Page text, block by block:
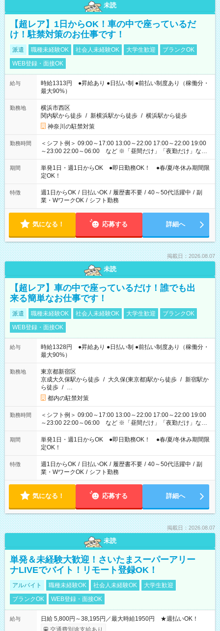
未読
【超レア】1日からOK！車の中で座っているだ
け！駐禁対策のお仕事です！
派遣 職種未経験OK 社会人未経験OK 大学生歓迎
ブランクOK
WEB登録・面接OK
給与
時給1313円 ●昇給あり ●日払い制 ●前払い制度あり（稼働分・
最大90%）
勤務地
横浜市西区
関内駅から徒歩 / 新横浜駅から徒歩 / 横浜駅から徒歩
神奈川の駐禁対策
勤務時間
＜シフト例＞ 09:00～17:00 13:00～22:00 17:00～22:00 19:00
～23:00 22:00～06:00 など ※「昼間だけ」「夜勤だけ」など
の希望OK
期間
単発1日・週1日からOK ●即日勤務OK！ ●春/夏/冬休み期間限
定OK！
特徴 週1日からOK / 日払いOK / 履歴書不要 / 40～50代活躍中 / 副
業・WワークOK / シフト勤務
気になる！ 応募する 詳細へ
掲載日：2026.08.07
未読
【超レア】車の中で座っているだけ！誰でも出
来る簡単なお仕事です！
派遣 職種未経験OK 社会人未経験OK 大学生歓迎
ブランクOK
WEB登録・面接OK
給与
時給1328円 ●昇給あり ●日払い制 ●前払い制度あり（稼働分・
最大90%）
勤務地
東京都新宿区
京成大久保駅から徒歩 / 大久保(東京都)駅から徒歩 / 新宿駅か
ら徒歩 / …
都内の駐禁対策
勤務時間
＜シフト例＞ 09:00～17:00 13:00～22:00 17:00～22:00 19:00
～23:00 22:00～06:00 など ※「昼間だけ」「夜勤だけ」など
の希望OK
期間
単発1日・週1日からOK ●即日勤務OK！ ●春/夏/冬休み期間限
定OK！
特徴 週1日からOK / 日払いOK / 履歴書不要 / 40～50代活躍中 / 副
業・WワークOK / シフト勤務
気になる！ 応募する 詳細へ
掲載日：2026.08.07
未読
単発＆未経験大歓迎！さいたまスーパーアリー
ナLIVEでバイト！リモート登録OK！
アルバイト 職種未経験OK 社会人未経験OK
大学生歓迎
ブランクOK
WEB登録・面接OK
給与
日給 5,800円～38,195円／最大時給1950円 ★週払いOK！
交通費別途支給あり